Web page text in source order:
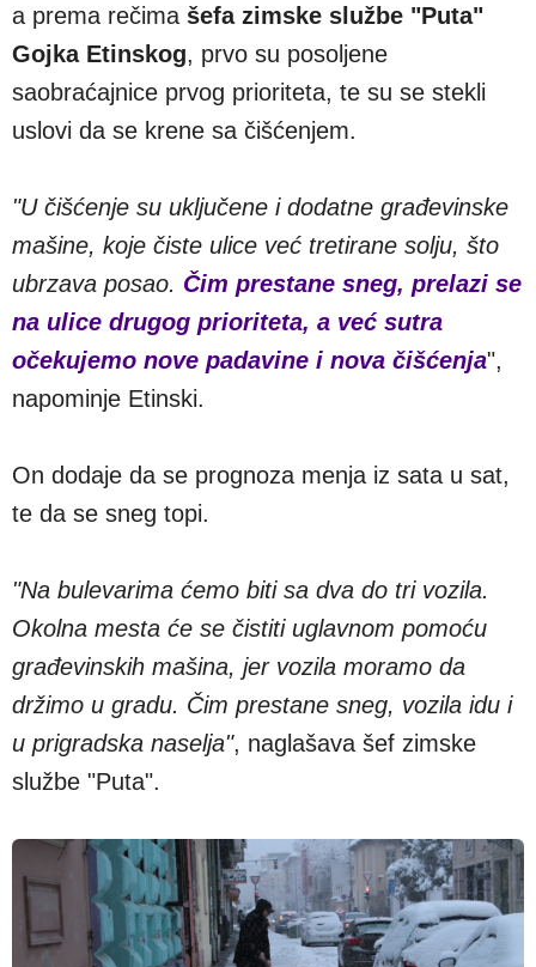
a prema rečima šefa zimske službe "Puta"
Gojka Etinskog, prvo su posoljene
saobraćajnice prvog prioriteta, te su se stekli
uslovi da se krene sa čišćenjem.
"U čišćenje su uključene i dodatne građevinske
mašine, koje čiste ulice već tretirane solju, što
ubrzava posao. Čim prestane sneg, prelazi se
na ulice drugog prioriteta, a već sutra
očekujemo nove padavine i nova čišćenja",
napominje Etinski.
On dodaje da se prognoza menja iz sata u sat,
te da se sneg topi.
"Na bulevarima ćemo biti sa dva do tri vozila.
Okolna mesta će se čistiti uglavnom pomoću
građevinskih mašina, jer vozila moramo da
držimo u gradu. Čim prestane sneg, vozila idu i
u prigradska naselja", naglašava šef zimske
službe "Puta".